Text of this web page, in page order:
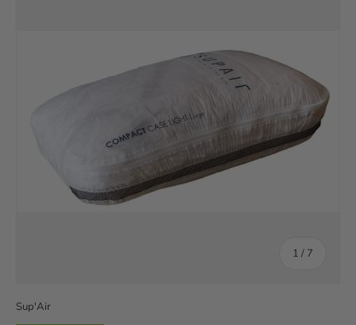
1 / de
7
Sup'Air